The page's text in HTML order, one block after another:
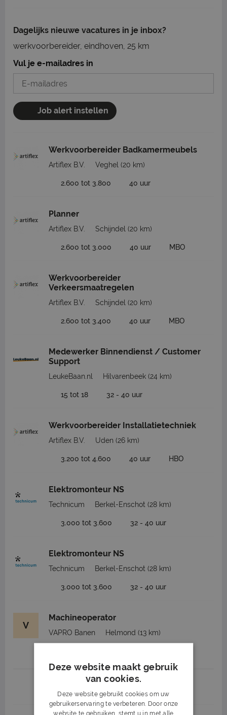
Dagelijks nieuwe vacatures in je inbox?
werkvoorbereider, eindhoven, 25 km
Vul je e-mailadres in
Job alert instellen
Werkvoorbereider Badkamermeubels
Artiflex B.V. Veghel (20 km)
2.600 tot 3.800 40 uur
Planner
Artiflex B.V. Schijndel (20 km)
2.600 tot 3.000 40 uur MBO
Werkvoorbereider
Verkeersmaatregelen
Artiflex B.V. Schijndel (20 km)
2.600 tot 3.400 40 uur MBO
Medewerker Binnendienst / Customer
Support
LeukeBaan.nl Hilvarenbeek (24 km)
15 tot 18 32 - 40 uur
Werkvoorbereider Installatietechniek
Artiflex B.V. Uden (26 km)
3.200 tot 4.600 40 uur HBO
Elektromonteur NS
Technicum Berkel-Enschot (28 km)
3.000 tot 3.600 32 - 40 uur
Elektromonteur NS
Technicum Berkel-Enschot (28 km)
3.000 tot 3.600 32 - 40 uur
V
Machineoperator
VAPRO Banen Helmond (13 km)
Deze website maakt gebruik
van cookies.
Deze website gebruikt cookies om uw
gebruikerservaring te verbeteren. Door onze
website te gebruiken, stemt u in met alle